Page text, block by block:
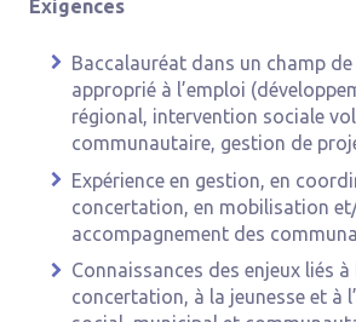
Exigences
Baccalauréat dans un champ
approprié à l’emploi
régional, intervention sociale
communautaire, gestion de
Expérience en gestion, en
concertation, en mobilisation
accompagnement des
Connaissances des enjeux liés
concertation, à la jeunesse et à